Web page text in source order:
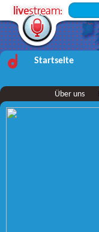
Startseite
Über uns